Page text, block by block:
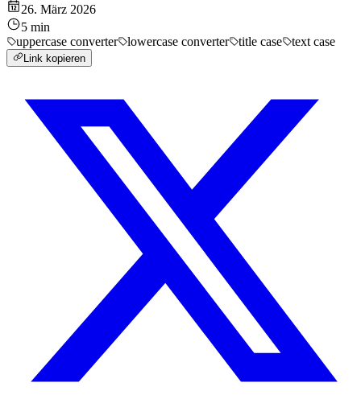
26. März 2026
5 min
uppercase converter
lowercase converter title case text case
Link kopieren